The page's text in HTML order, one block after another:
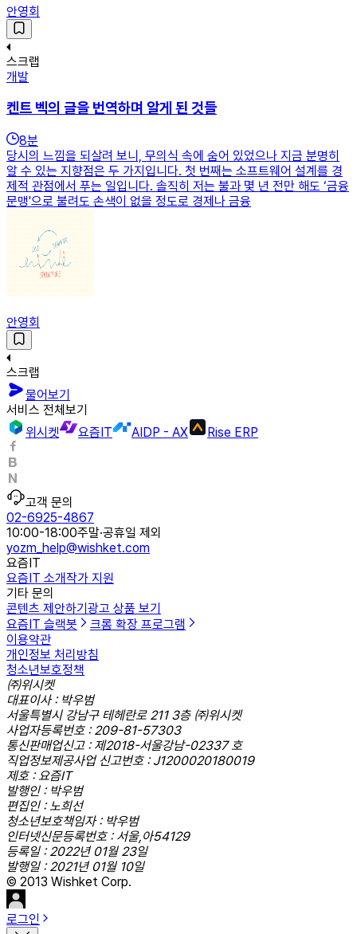
안영회
스크랩
개발
켄트 벡의 글을 번역하며 알게 된 것들
8분
당시의 느낌을 되살려 보니, 무의식 속에 숨어 있었으나 지금 분명히
알 수 있는 지향점은 두 가지입니다. 첫 번째는 소프트웨어 설계를 경
제적 관점에서 푸는 일입니다. 솔직히 저는 불과 몇 년 전만 해도 ‘금융
문맹'으로 불려도 손색이 없을 정도로 경제나 금융
안영회
스크랩
물어보기
서비스 전체보기
위시켓
요즘IT AIDP - AX Rise ERP
고객 문의
02-6925-4867
10:00-18:00주말·공휴일 제외
yozm_help@wishket.com
요즘IT
요즘IT 소개작가 지원
기타 문의
콘텐츠 제안하기 광고 상품 보기
요즘IT 슬랙봇
크롬 확장 프로그램
이용약관
개인정보 처리방침
청소년보호정책
㈜위시켓
대표이사 : 박우범
서울특별시 강남구 테헤란로 211 3층 ㈜위시켓
사업자등록번호 : 209-81-57303
통신판매업신고 : 제2018-서울강남-02337 호
직업정보제공사업 신고번호 : J1200020180019
제호 : 요즘IT
발행인 : 박우범
편집인 : 노희선
청소년보호책임자 : 박우범
인터넷신문등록번호 : 서울,아54129
등록일 : 2022년 01월 23일
발행일 : 2021년 01월 10일
© 2013 Wishket Corp.
로그인